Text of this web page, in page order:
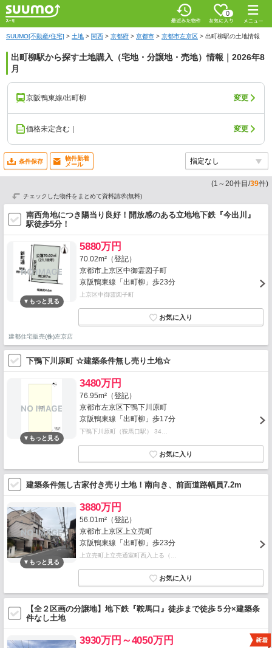
0
SUUMO[不動産/住宅] > 土地 > 関西 > 京都府 > 京都市 > 京都市左京区 > 出町柳駅の土地情報
出町柳駅から探す土地購入（宅地・分譲地・売地）情報｜2026年8
月
京阪鴨東線/出町柳 変更
価格未定含む｜ 変更
条件保存
物件新着
メール
(1 ～20件目/39件)
チェックした物件をまとめて資料請求(無料)
南西角地につき陽当り良好！開放感のある立地地下鉄『今出川』
駅徒歩5分！
5880万円
70.02m²（登記）
京都市上京区中御霊図子町
京阪鴨東線「出町柳」歩23分
上京区中御霊図子町
建都住宅販売(株)左京店
下鴨下川原町 ☆建築条件無し売り土地☆
3480万円
76.95m²（登記）
京都市左京区下鴨下川原町
京阪鴨東線「出町柳」歩17分
下鴨下川原町（鞍馬口駅） 34…
建築条件無し古家付き売り土地！南向き、前面道路幅員7.2m
3880万円
56.01m²（登記）
京都市上京区上立売町
京阪鴨東線「出町柳」歩23分
上立売町上立売通室町西入上る（…
【全２区画の分譲地】地下鉄『鞍馬口』徒歩まで徒歩５分×建築条
件なし土地
3930万円～4050万円